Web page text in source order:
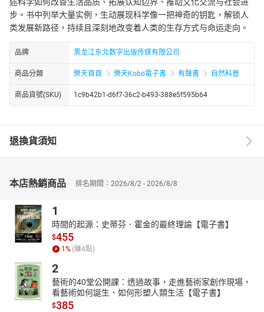
步。书中列举大量实例，生动展现科学像一把神奇的钥匙，解锁人
类发展新路径，持续且深刻地改变着人类的生存方式与命运走向。
品牌 黑龙江东北数字出版传媒有限公司
商品分類 樂天首頁 樂天Kobo電子書 有聲書 自然科普
商品貨號(SKU) 1c9b42b1-d6f7-36c2-b493-388e5f595b64
退換貨須知
本店熱銷商品 排名期間：2026/8/2 - 2026/8/8
1
時間的起源：史蒂芬．霍金的最終理論【電子書】
$455
1% (賺4點)
2
藝術的40堂公開課：透過故事，走進藝術家創作現場，
看藝術如何誕生、如何形塑人類生活【電子書】
$385